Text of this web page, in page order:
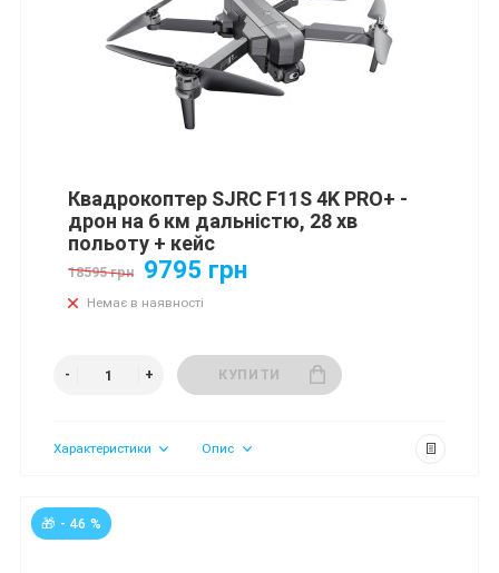
Квадрокоптер SJRC F11S 4K PRO+ -
дрон на 6 км дальністю, 28 хв
польоту + кейс
18595 грн 9795 грн
Немає в наявності
КУПИТИ
Характеристики Опис
🎁 - 46 %